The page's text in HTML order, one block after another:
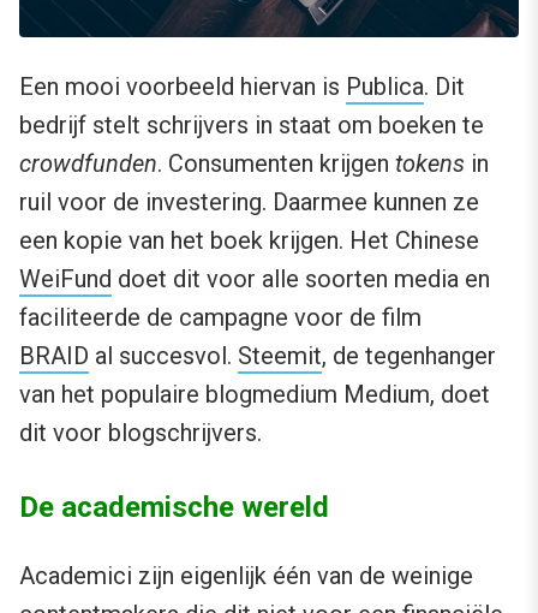
Een mooi voorbeeld hiervan is Publica. Dit
bedrijf stelt schrijvers in staat om boeken te
crowdfunden. Consumenten krijgen tokens in
ruil voor de investering. Daarmee kunnen ze
een kopie van het boek krijgen. Het Chinese
WeiFund doet dit voor alle soorten media en
faciliteerde de campagne voor de film
BRAID al succesvol. Steemit, de tegenhanger
van het populaire blogmedium Medium, doet
dit voor blogschrijvers.
De academische wereld
Academici zijn eigenlijk één van de weinige